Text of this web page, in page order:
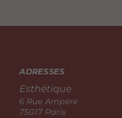
ADRESSES
Esthétique
6 Rue Ampère
75017 Paris